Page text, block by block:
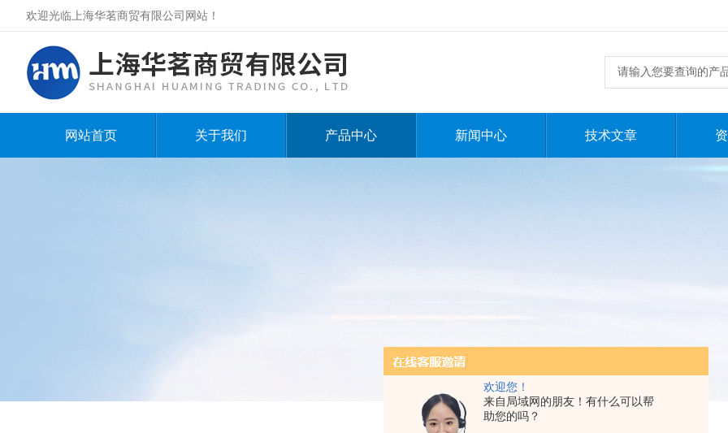
欢迎您！
来自局域网的朋友！有什么可以帮
助您的吗？
欢迎光临上海华茗商贸有限公司网站！
网站首页 关于我们 产品中心 新闻中心 技术文章